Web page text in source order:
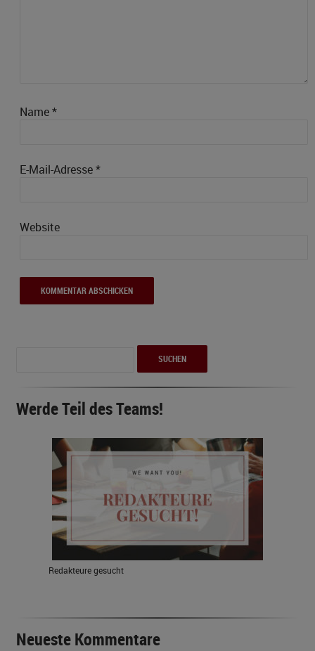
Name*
E-Mail-Adresse*
Website
Werde Teil des Teams!
Redakteure gesucht
Neueste Kommentare